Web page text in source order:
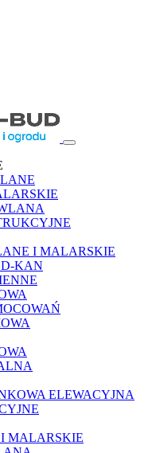
I MALARSKIE
KAN
ELEWACYJNA
MALARSKIE